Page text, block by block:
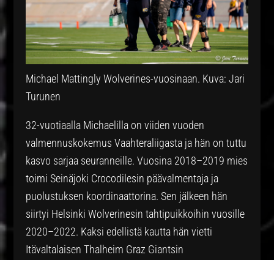
Michael Mattingly Wolverines-vuosinaan. Kuva: Jari
Turunen
32-vuotiaalla Michaelilla on viiden vuoden
valmennuskokemus Vaahteraliigasta ja hän on tuttu
kasvo sarjaa seuranneille. Vuosina 2018–2019 mies
toimi Seinäjoki Crocodilesin päävalmentaja ja
puolustuksen koordinaattorina. Sen jälkeen hän
siirtyi Helsinki Wolverinesin tahtipuikkoihin vuosille
2020–2022. Kaksi edellistä kautta hän vietti
Itävaltalaisen Thalheim Graz Giantsin